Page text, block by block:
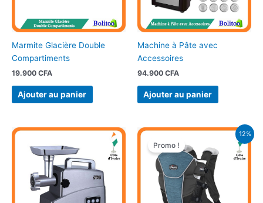
Marmite Glacière Double
Compartiments
19.900 CFA
Ajouter au panier
Machine à Pâte avec
Accessoires
94.900 CFA
Ajouter au panier
12%
Promo !
Le
initial
était :
24.900 CFA.
Le
actuel
est :